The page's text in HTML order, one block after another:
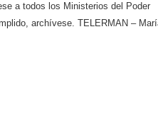
a todos los Ministerios del Poder
archívese. TELERMAN –